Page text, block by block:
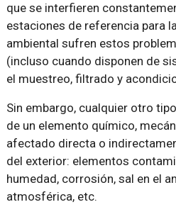
que se interfieren
estaciones de referencia para
ambiental sufren estos
(incluso cuando disponen de
el muestreo, filtrado y
Sin embargo, cualquier otro
de un elemento químico,
afectado directa o
del exterior: elementos
humedad, corrosión, sal en el
atmosférica, etc.